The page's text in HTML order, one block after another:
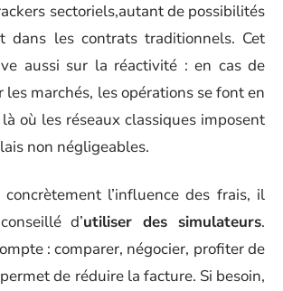
sectoriels,autant de possibilités
dans les contrats traditionnels. Cet
aussi sur la réactivité : en cas de
marchés, les opérations se font en
où les réseaux classiques imposent
non négligeables.
concrètement l’influence des frais, il
d’utiliser des simulateurs.
: comparer, négocier, profiter de
de réduire la facture. Si besoin,